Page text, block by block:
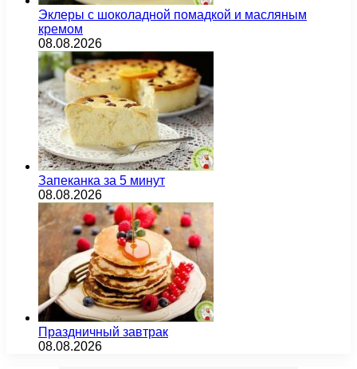
Эклеры с шоколадной помадкой и масляным
кремом
08.08.2026
Запеканка за 5 минут
08.08.2026
Праздничный завтрак
08.08.2026